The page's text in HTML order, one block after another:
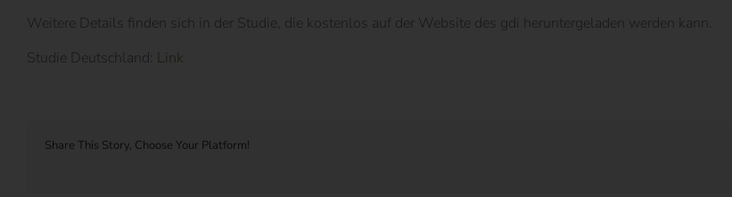
Weitere Details finden sich in der Studie, die kostenlos auf der Website des gdi heruntergeladen werden kann.
Studie Deutschland: Link
Share This Story, Choose Your Platform!